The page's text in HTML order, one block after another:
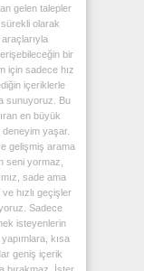
gelen talepler
olarak
bir
için sadece hız
içeriklerle
sunuyoruz. Bu
en büyük
deneyim yaşar.
gelişmiş arama
seni yormaz,
sade ama
hızlı geçişler
Sadece
isteyenlerin
kısa
geniş içerik